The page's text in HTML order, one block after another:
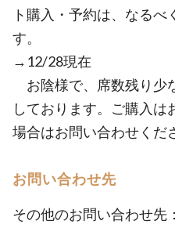
ト購入・予約は、なるべ
す。
→12/28現在
お陰様で、席数残り少
しております。ご購入は
場合はお問い合わせくだ
お問い合わせ先
その他のお問い合わせ先：